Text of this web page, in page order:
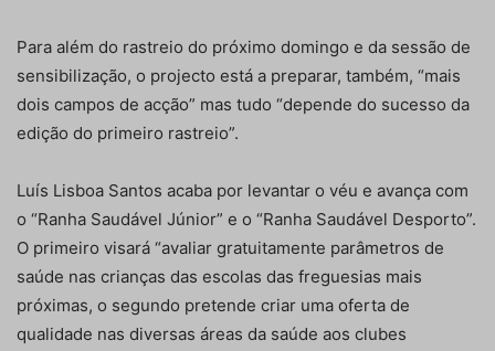
Para além do rastreio do próximo domingo e da sessão de
sensibilização, o projecto está a preparar, também, “mais
dois campos de acção” mas tudo “depende do sucesso da
edição do primeiro rastreio”.
Luís Lisboa Santos acaba por levantar o véu e avança com
o “Ranha Saudável Júnior” e o “Ranha Saudável Desporto”.
O primeiro visará “avaliar gratuitamente parâmetros de
saúde nas crianças das escolas das freguesias mais
próximas, o segundo pretende criar uma oferta de
qualidade nas diversas áreas da saúde aos clubes